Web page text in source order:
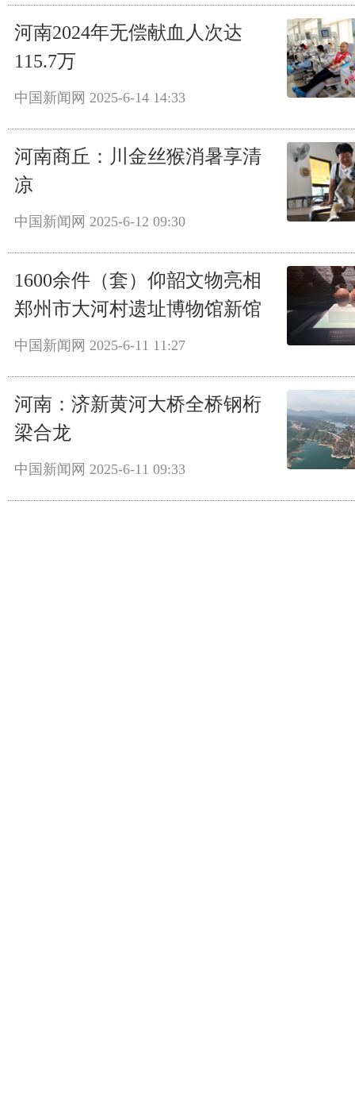
河南2024年无偿献血人次达
115.7万
中国新闻网 2025-6-14 14:33
河南商丘：川金丝猴消暑享清
凉
中国新闻网 2025-6-12 09:30
1600余件（套）仰韶文物亮相
郑州市大河村遗址博物馆新馆
中国新闻网 2025-6-11 11:27
河南：济新黄河大桥全桥钢桁
梁合龙
中国新闻网 2025-6-11 09:33